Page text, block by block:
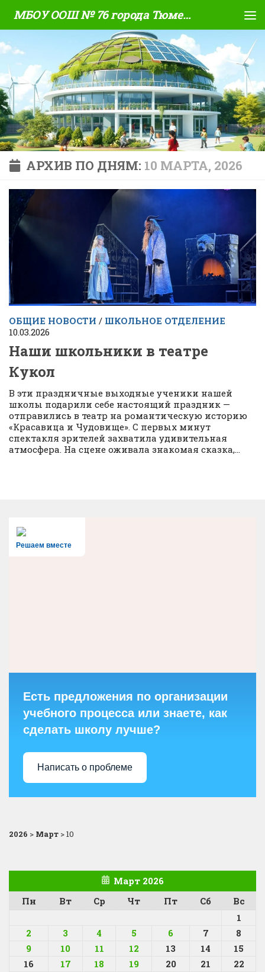
Skip to content МБОУ ООШ № 76 города Тюмени
АРХИВ ПО ДНЯМ: 10 МАРТА, 2026
ОБЩИЕ НОВОСТИ / ШКОЛЬНОЕ ОТДЕЛЕНИЕ
10.03.2026
Наши школьники в театре
Кукол
В эти праздничные выходные ученики нашей
школы подарили себе настоящий праздник —
отправились в театр на романтическую историю
«Красавица и Чудовище». С первых минут
спектакля зрителей захватила удивительная
атмосфера. На сцене оживала знакомая сказка,...
Решаем вместе
Есть предложения по организации
учебного процесса или знаете, как
сделать школу лучше?
Написать о проблеме
2026 > Март >10
Март 2026
Пн
Вт Ср Чт Пт Сб
Вс
1
2
3 4 5 6 7
8
9
10 11 12 13 14
15
16
17 18 19 20 21
22